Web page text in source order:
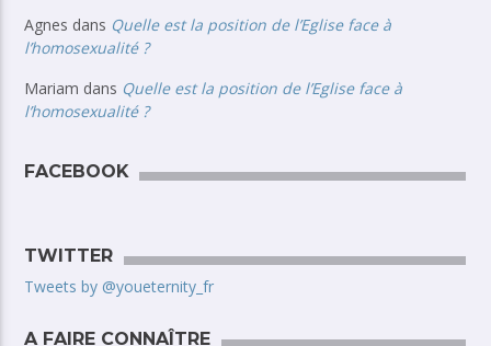
Agnes dans Quelle est la position de l’Eglise face à
l’homosexualité ?
Mariam dans Quelle est la position de l’Eglise face à
l’homosexualité ?
FACEBOOK
TWITTER
Tweets by @youeternity_fr
A FAIRE CONNAÎTRE